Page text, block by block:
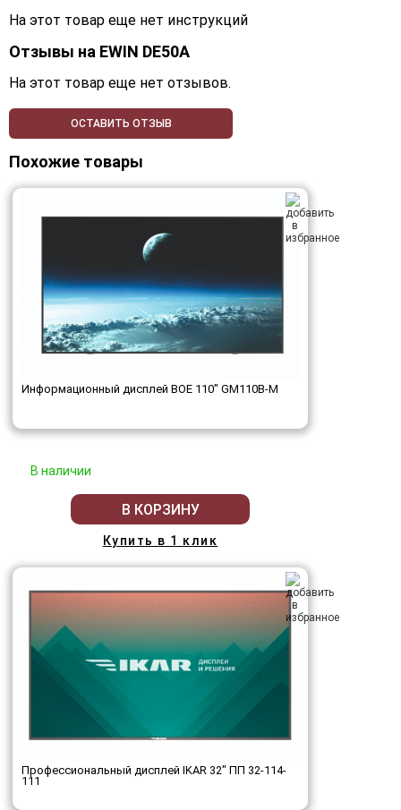
На этот товар еще нет инструкций
Отзывы на EWIN DE50A
На этот товар еще нет отзывов.
ОСТАВИТЬ ОТЗЫВ
Похожие товары
Информационный дисплей BOE 110" GM110B-M
В наличии
В КОРЗИНУ
Купить в 1 клик
Профессиональный дисплей IKAR 32" ПП 32-114-
111